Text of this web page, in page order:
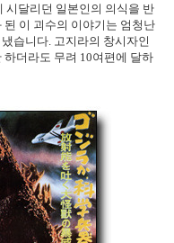
시달리던 일본인의 의식을 반
이 괴수의 이야기는 엄청난
습니다. 고지라의 창시자인
더라도 무려 10여편에 달하